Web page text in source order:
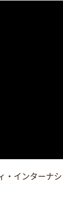
・インターナ